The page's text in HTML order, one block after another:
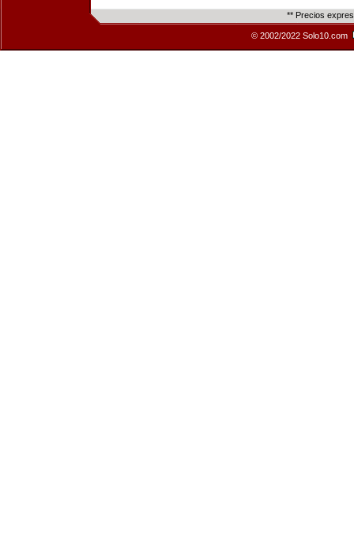
** Precios
© 2002/2022 Solo10.com